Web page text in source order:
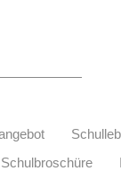
Schulbroschüre